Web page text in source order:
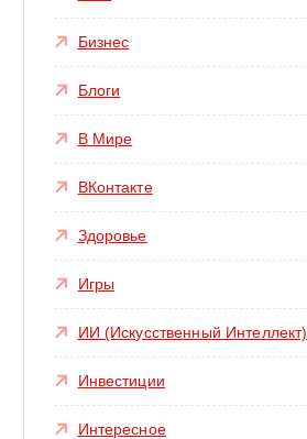
Бизнес
Блоги
В Мире
ВКонтакте
Здоровье
Игры
ИИ (Искусственный Интеллект)
Инвестиции
Интересное